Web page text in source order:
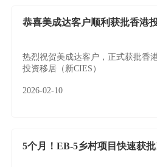
恭喜美成达客户顺利获批香港
热烈祝贺美成达客户，正式获批香
投资移居（新CIES）
2026-02-10
5个月！EB-5乡村项目快速获批